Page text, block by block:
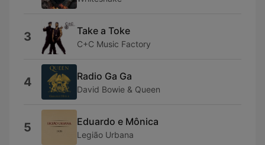
3 Take a Toke
C+C Music Factory
4 Radio Ga Ga
David Bowie & Queen
5 Eduardo e Mônica
Legião Urbana